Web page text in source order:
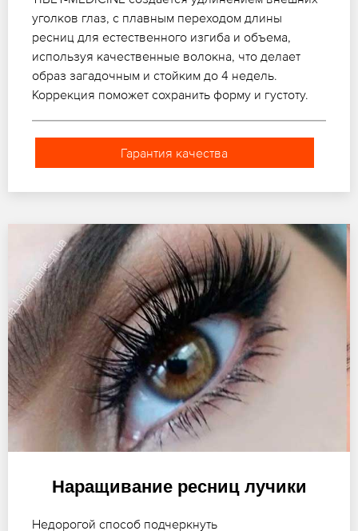
уголков глаз, с плавным переходом длины
ресниц для естественного изгиба и объема,
используя качественные волокна, что делает
образ загадочным и стойким до 4 недель.
Коррекция поможет сохранить форму и густоту.
Гарантия качества
Наращивание ресниц лучики
Недорогой способ подчеркнуть